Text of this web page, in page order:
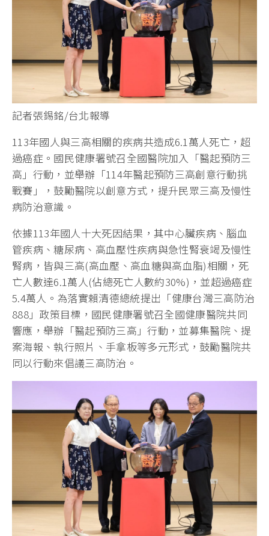
記者張錫銘/台北報導
113年國人與三高相關的疾病共造成6.1萬人死亡，超
過癌症。國民健康署號召全國醫院加入「醫起預防三
高」行動，並舉辦「114年醫起預防三高創意行動挑
戰賽」，鼓勵醫院以創意方式，提升民眾三高及慢性
病防治意識。
依據113年國人十大死因結果，其中心臟疾病、腦血
管疾病、糖尿病、高血壓性疾病與急性腎衰竭及慢性
腎病，皆與三高(高血壓、高血糖與高血脂)相關，死
亡人數達6.1萬人(佔總死亡人數約30%)，並超過癌症
5.4萬人。為落實賴清德總統提出「健康台灣三高防治
888」政策目標，國民健康署號召全國健康醫院共同
響應，舉辦「醫起預防三高」行動，並募集醫院、提
案海報、執行照片、手拿板等多元形式，鼓勵醫院共
同以行動來倡議三高防治。